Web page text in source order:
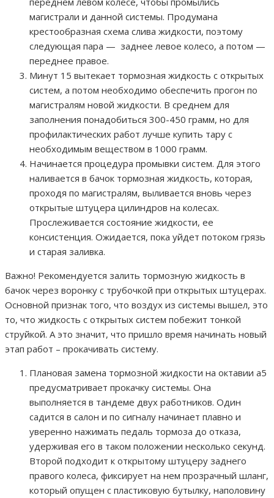
магистрали и данной системы. Продумана
крестообразная схема слива жидкости, поэтому
следующая пара — заднее левое колесо, а потом —
переднее правое.
Минут 15 вытекает тормозная жидкость с открытых
систем, а потом необходимо обеспечить прогон по
магистралям новой жидкости. В среднем для
заполнения понадобиться 300-450 грамм, но для
профилактических работ лучше купить тару с
необходимым веществом в 1000 грамм.
Начинается процедура промывки систем. Для этого
наливается в бачок тормозная жидкость, которая,
проходя по магистралям, выливается вновь через
открытые штуцера цилиндров на колесах.
Прослеживается состояние жидкости, ее
консистенция. Ожидается, пока уйдет потоком грязь
и старая заливка.
Важно! Рекомендуется залить тормозную жидкость в
бачок через воронку с трубочкой при открытых штуцерах.
Основной признак того, что воздух из системы вышел, это
то, что жидкость с открытых систем побежит тонкой
струйкой. А это значит, что пришло время начинать новый
этап работ – прокачивать систему.
Плановая замена тормозной жидкости на октавии а5
предусматривает прокачку системы. Она
выполняется в тандеме двух работников. Один
садится в салон и по сигналу начинает плавно и
уверенно нажимать педаль тормоза до отказа,
удерживая его в таком положении несколько секунд.
Второй подходит к открытому штуцеру заднего
правого колеса, фиксирует на нем прозрачный шланг,
который опущен с пластиковую бутылку, наполовину